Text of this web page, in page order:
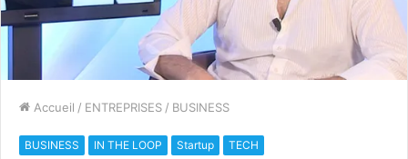
Accueil / ENTREPRISES / BUSINESS
BUSINESS IN THE LOOP Startup TECH